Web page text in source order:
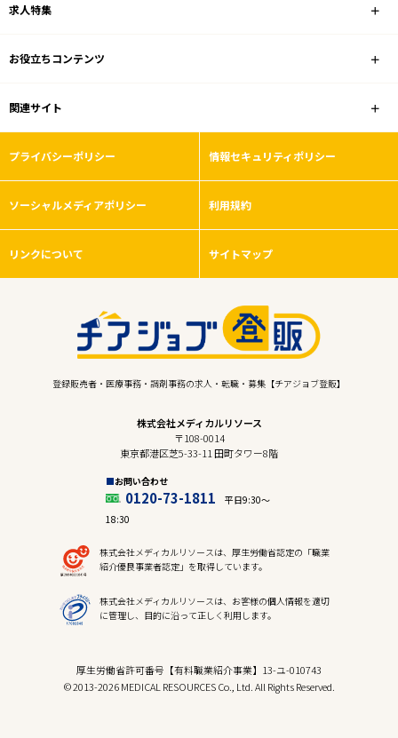
雇用形態
こだわり条件
フリーワード
求人特集
お役立ちコンテンツ
関連サイト
プライバシーポリシー 情報セキュリティポリシー
ソーシャルメディアポリシー 利用規約
リンクについて サイトマップ
登録販売者・医療事務・調剤事務の求人・転職・募集【チアジョブ登販】
株式会社メディカルリソース
〒108-0014
東京都港区芝5-33-11 田町タワー8階
お問い合わせ
0120-73-1811
平日9:30〜
18:30
株式会社メディカルリソースは、厚生労働省認定の「職業
紹介優良事業者認定」を取得しています。
株式会社メディカルリソースは、お客様の個人情報を適切
に管理し、目的に沿って正しく利用します。
厚生労働省許可番号【有料職業紹介事業】13-ユ-010743
© 2013-2026 MEDICAL RESOURCES Co., Ltd. All Rights Reserved.